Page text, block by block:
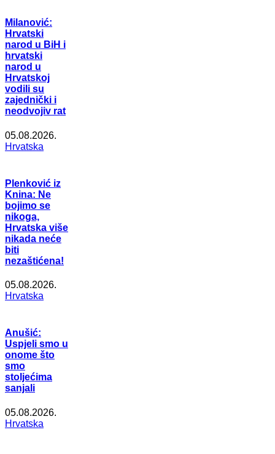
Milanović:
Hrvatski
narod u BiH i
hrvatski
narod u
Hrvatskoj
vodili su
zajednički i
neodvojiv rat
05.08.2026.
Hrvatska
Plenković iz
Knina: Ne
bojimo se
nikoga,
Hrvatska više
nikada neće
biti
nezaštićena!
05.08.2026.
Hrvatska
Anušić:
Uspjeli smo u
onome što
smo
stoljećima
sanjali
05.08.2026.
Hrvatska